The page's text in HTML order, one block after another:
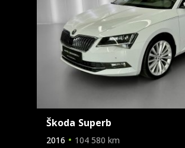
Škoda Superb
2016 104 580 km